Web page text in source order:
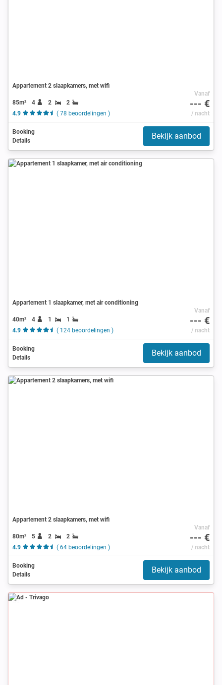
Appartement 2 slaapkamers, met wifi
85m² 4 2
2
4.9
( 78 beoordelingen )
Vanaf
--- €
/ nacht
Booking
Details
Bekijk aanbod
Appartement 1 slaapkamer, met air conditioning
40m² 4 1
1
4.9
( 124 beoordelingen )
Vanaf
--- €
/ nacht
Booking
Details
Bekijk aanbod
Appartement 2 slaapkamers, met wifi
80m² 5 2
2
4.9
( 64 beoordelingen )
Vanaf
--- €
/ nacht
Booking
Details
Bekijk aanbod
Ad